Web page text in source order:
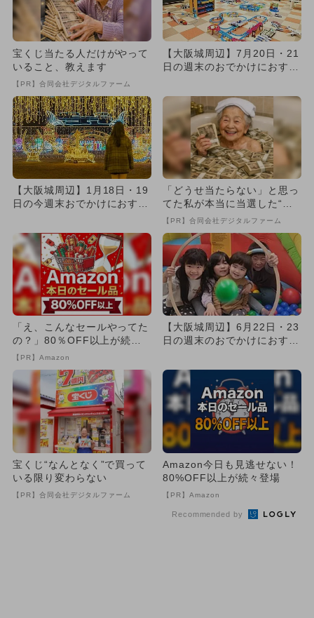
宝くじ当たる人だけがやって
いること、教えます
【PR】合同会社デジタルファーム
【大阪城周辺】7月20日・21
日の週末のおでかけにおすす
【大阪城周辺】1月18日・19
日の今週末おでかけにおすす
「どうせ当たらない」と思っ
てた私が本当に当選した“買
い方”がこれ
【PR】合同会社デジタルファーム
「え、こんなセールやってた
の？」80％OFF以上が続々
登場！Amazonの本気が...
【PR】Amazon
【大阪城周辺】6月22日・23
日の週末のおでかけにおすす
宝くじ“なんとなく”で買って
いる限り変わらない
【PR】合同会社デジタルファーム
Amazon今日も見逃せない！
80%OFF以上が続々登場
【PR】Amazon
Recommended by